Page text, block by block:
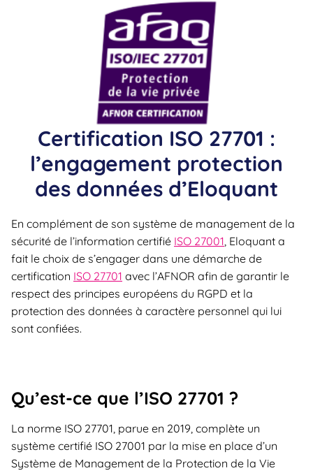
Certification ISO 27701 :
l’engagement protection
des données d’Eloquant
En complément de son système de management de la
sécurité de l’information certifié ISO 27001, Eloquant a
fait le choix de s’engager dans une démarche de
certification ISO 27701 avec l’AFNOR afin de garantir le
respect des principes européens du RGPD et la
protection des données à caractère personnel qui lui
sont confiées. ​ ​ ​
Qu’est-ce que l’ISO 27701 ?​
La norme ISO 27701, parue en 2019, complète un
système certifié ISO 27001 par la mise en place d’un
Système de Management de la Protection de la Vie